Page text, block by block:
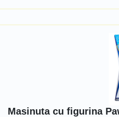
Masinuta cu figurina